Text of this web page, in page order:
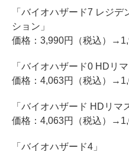
「バイオハザード7 レジ
ション」
価格：3,990円（税込）
「バイオハザード0 HDリマ
価格：4,063円（税込）
「バイオハザード HDリマ
価格：4,063円（税込）
「バイオハザード4」